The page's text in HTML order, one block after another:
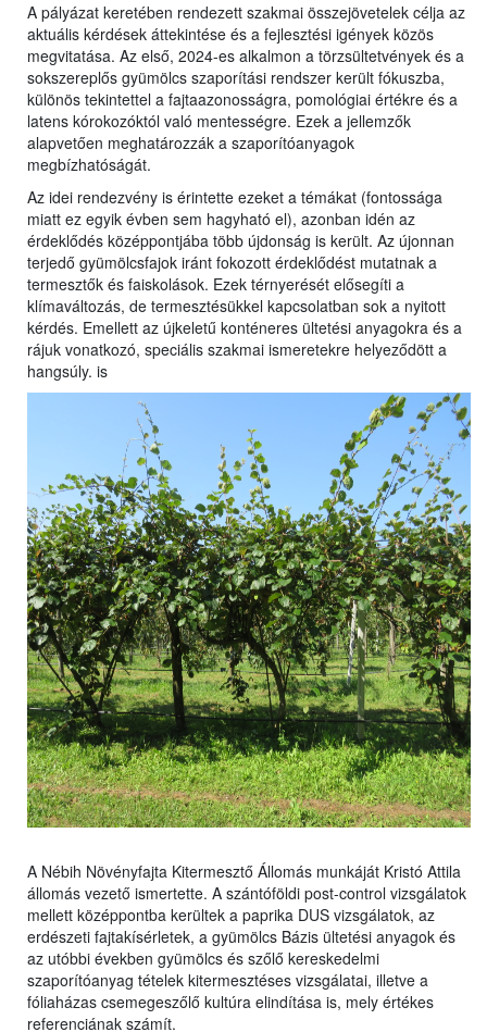
A pályázat keretében rendezett szakmai összejövetelek célja az
aktuális kérdések áttekintése és a fejlesztési igények közös
megvitatása. Az első, 2024-es alkalmon a törzsültetvények és a
sokszereplős gyümölcs szaporítási rendszer került fókuszba,
különös tekintettel a fajtaazonosságra, pomológiai értékre és a
latens kórokozóktól való mentességre. Ezek a jellemzők
alapvetően meghatározzák a szaporítóanyagok
megbízhatóságát.
Az idei rendezvény is érintette ezeket a témákat (fontossága
miatt ez egyik évben sem hagyható el), azonban idén az
érdeklődés középpontjába több újdonság is került. Az újonnan
terjedő gyümölcsfajok iránt fokozott érdeklődést mutatnak a
termesztők és faiskolások. Ezek térnyerését elősegíti a
klímaváltozás, de termesztésükkel kapcsolatban sok a nyitott
kérdés. Emellett az újkeletű konténeres ültetési anyagokra és a
rájuk vonatkozó, speciális szakmai ismeretekre helyeződött a
hangsúly. is
A Nébih Növényfajta Kitermesztő Állomás munkáját Kristó Attila
állomás vezető ismertette. A szántóföldi post-control vizsgálatok
mellett középpontba kerültek a paprika DUS vizsgálatok, az
erdészeti fajtakísérletek, a gyümölcs Bázis ültetési anyagok és
az utóbbi években gyümölcs és szőlő kereskedelmi
szaporítóanyag tételek kitermesztéses vizsgálatai, illetve a
fóliaházas csemegeszőlő kultúra elindítása is, mely értékes
referenciának számít.